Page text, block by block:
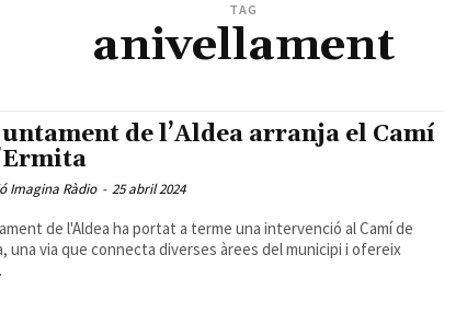
TAG
anivellament
de l’Aldea arranja el Camí
Imagina Ràdio - 25 abril 2024
de l'Aldea ha portat a terme una intervenció al Camí de
una via que connecta diverses àrees del municipi i ofereix